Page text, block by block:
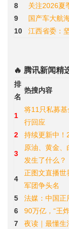
8 关注2026夏
9
国产车大航
10
江西省委：
🔥 腾讯新闻精
排
名
热搜内容
1
将11只私募
行回应
2 持续更新中！
3
原油、黄金、
发生了什么？
4
正图文直播世
军团争头名
5 法媒：中国正
6
90万亿，“王
7
夜读｜最懂生